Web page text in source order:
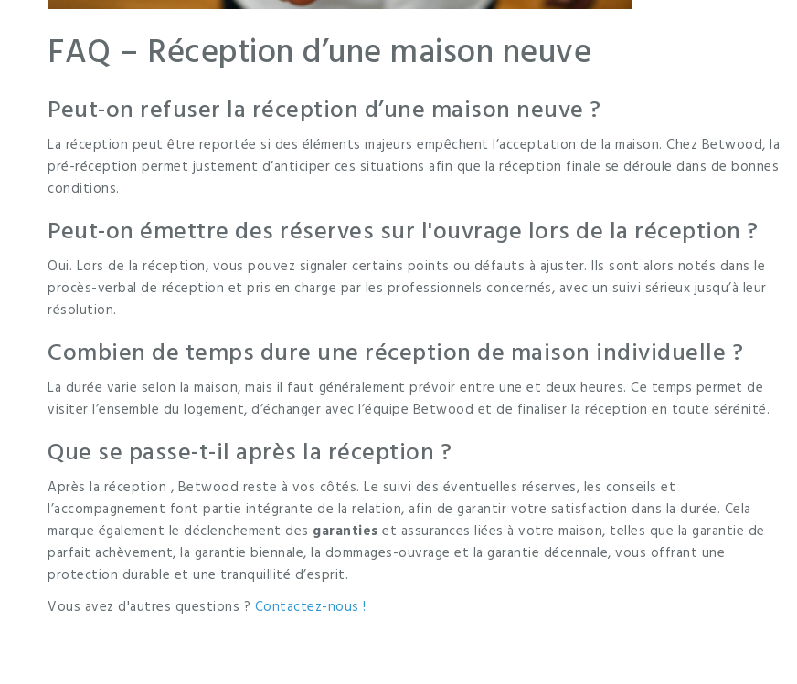
FAQ – Réception d’une maison neuve
Peut-on refuser la réception d’une maison neuve ?
La réception peut être reportée si des éléments majeurs empêchent l’acceptation de la maison. Chez Betwood, la
pré-réception permet justement d’anticiper ces situations afin que la réception finale se déroule dans de bonnes
conditions.
Peut-on émettre des réserves sur l'ouvrage lors de la réception ?
Oui. Lors de la réception, vous pouvez signaler certains points ou défauts à ajuster. Ils sont alors notés dans le
procès-verbal de réception et pris en charge par les professionnels concernés, avec un suivi sérieux jusqu’à leur
résolution.
Combien de temps dure une réception de maison individuelle ?
La durée varie selon la maison, mais il faut généralement prévoir entre une et deux heures. Ce temps permet de
visiter l’ensemble du logement, d’échanger avec l’équipe Betwood et de finaliser la réception en toute sérénité.
Que se passe-t-il après la réception ?
Après la réception , Betwood reste à vos côtés. Le suivi des éventuelles réserves, les conseils et
l’accompagnement font partie intégrante de la relation, afin de garantir votre satisfaction dans la durée. Cela
marque également le déclenchement des garanties et assurances liées à votre maison, telles que la garantie de
parfait achèvement, la garantie biennale, la dommages-ouvrage et la garantie décennale, vous offrant une
protection durable et une tranquillité d’esprit.
Vous avez d'autres questions ? Contactez-nous !